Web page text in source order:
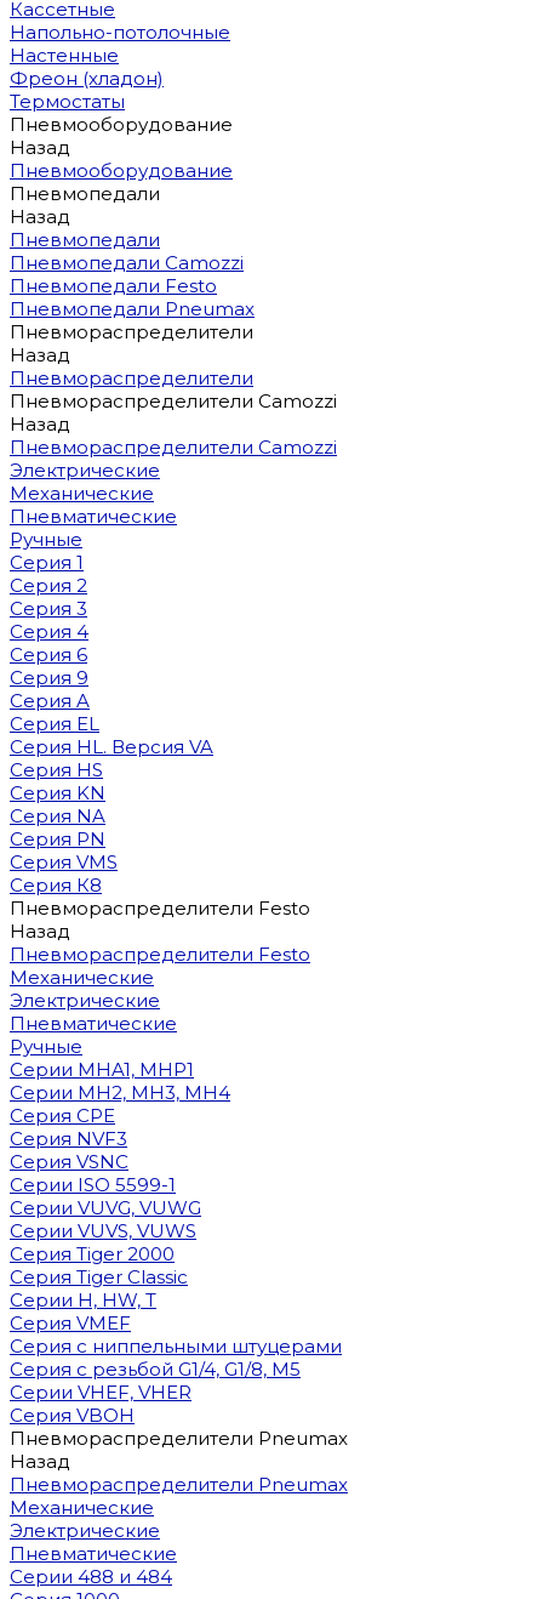
Кассетные
Напольно-потолочные
Настенные
Фреон (хладон)
Термостаты
Пневмооборудование
Назад
Пневмооборудование
Пневмопедали
Назад
Пневмопедали
Пневмопедали Camozzi
Пневмопедали Festo
Пневмопедали Pneumax
Пневмораспределители
Назад
Пневмораспределители
Пневмораспределители Camozzi
Назад
Пневмораспределители Camozzi
Электрические
Механические
Пневматические
Ручные
Серия 1
Серия 2
Серия 3
Серия 4
Серия 6
Серия 9
Серия A
Серия EL
Серия HL. Версия VA
Серия HS
Серия KN
Серия NA
Серия PN
Серия VMS
Серия К8
Пневмораспределители Festo
Назад
Пневмораспределители Festo
Механические
Электрические
Пневматические
Ручные
Cерии MHA1, MHP1
Cерии MH2, MH3, MH4
Cерия CPE
Серия NVF3
Серия VSNC
Серии ISO 5599-1
Серии VUVG, VUWG
Серии VUVS, VUWS
Серия Tiger 2000
Серия Tiger Classic
Серии H, HW, T
Серия VMEF
Серия с ниппельными штуцерами
Серия с резьбой G1/4, G1/8, М5
Серии VHEF, VHER
Серия VBOH
Пневмораспределители Pneumax
Назад
Пневмораспределители Pneumax
Механические
Электрические
Пневматические
Серии 488 и 484